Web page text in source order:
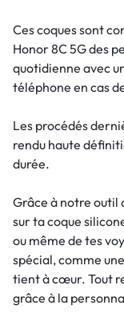
Ces coques sont
Honor 8C 5G des
quotidienne avec
téléphone en cas
Les procédés
rendu haute
durée.
Grâce à notre outil
sur ta coque
ou même de tes
spécial, comme
tient à cœur. Tout
grâce à la